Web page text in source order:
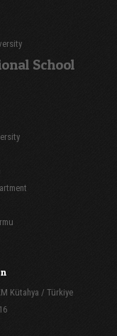
School
Kütahya / Türkiye